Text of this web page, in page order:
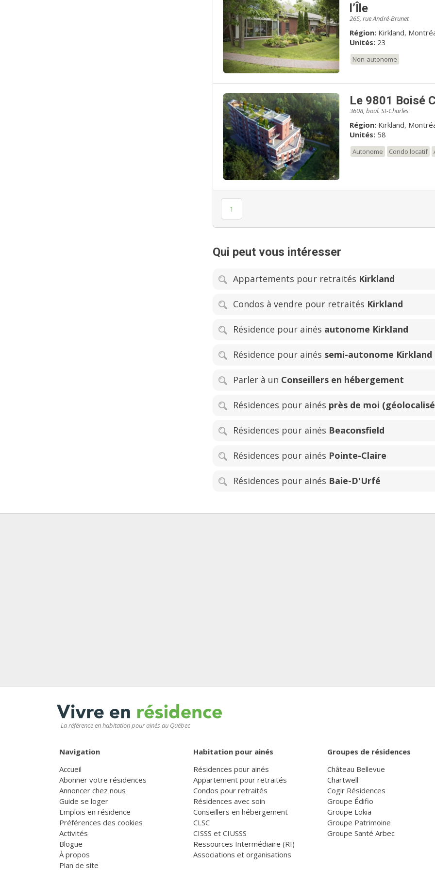
l’Île
265, rue André-Brunet
Région: Kirkland,
Unités:23
Non-autonome
Le 9801 Boisé
3608, boul. St-Charles
Région: Kirkland,
Unités:58
Autonome Condo locatif
1
Qui peut vous intéresser
Appartements pour retraités Kirkland
Condos à vendre pour retraités Kirkland
Résidence pour ainés autonome Kirkland
Résidence pour ainés semi-autonome Kirkland
Parler à un Conseillers en hébergement
Résidences pour ainés près de moi
Résidences pour ainés Beaconsfield
Résidences pour ainés Pointe-Claire
Résidences pour ainés Baie-D'Urfé
La référence en habitation pour ainés au Québec
Navigation
Accueil
Abonner votre résidences
Annoncer chez nous
Guide se loger
Emplois en résidence
Préférences des cookies
Activités
Blogue
À propos
Plan de site
Habitation pour ainés
Résidences pour ainés
Appartement pour retraités
Condos pour retraités
Résidences avec soin
Conseillers en hébergement
CLSC
CISSS et CIUSSS
Ressources Intermédiaire (RI)
Associations et organisations
Groupes de résidences
Château Bellevue
Chartwell
Cogir Résidences
Groupe Édifio
Groupe Lokia
Groupe Patrimoine
Groupe Santé Arbec